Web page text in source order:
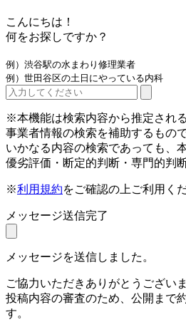
こんにちは！
何をお探しですか？
例）渋谷駅の水まわり修理業者
例）世田谷区の土日にやっている内科
※本機能は検索内容から推定され
事業者情報の検索を補助するもので
いかなる内容の検索であっても、
優劣評価・断定的判断・専門的判
※利用規約をご確認の上ご利用く
メッセージ送信完了
メッセージを送信しました。
ご協力いただきありがとうござい
投稿内容の審査のため、公開まで
す。